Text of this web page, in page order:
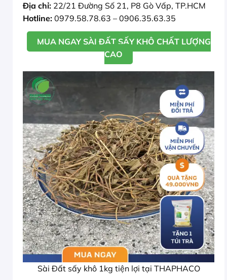
Địa chỉ: 22/21 Đường Số 21, P8 Gò Vấp, TP.HCM
Hotline: 0979.58.78.63 – 0906.35.63.35
MUA NGAY SÀI ĐẤT SẤY KHÔ CHẤT LƯỢNG
CAO
Sài Đất sấy khô 1kg tiện lợi tại THAPHACO